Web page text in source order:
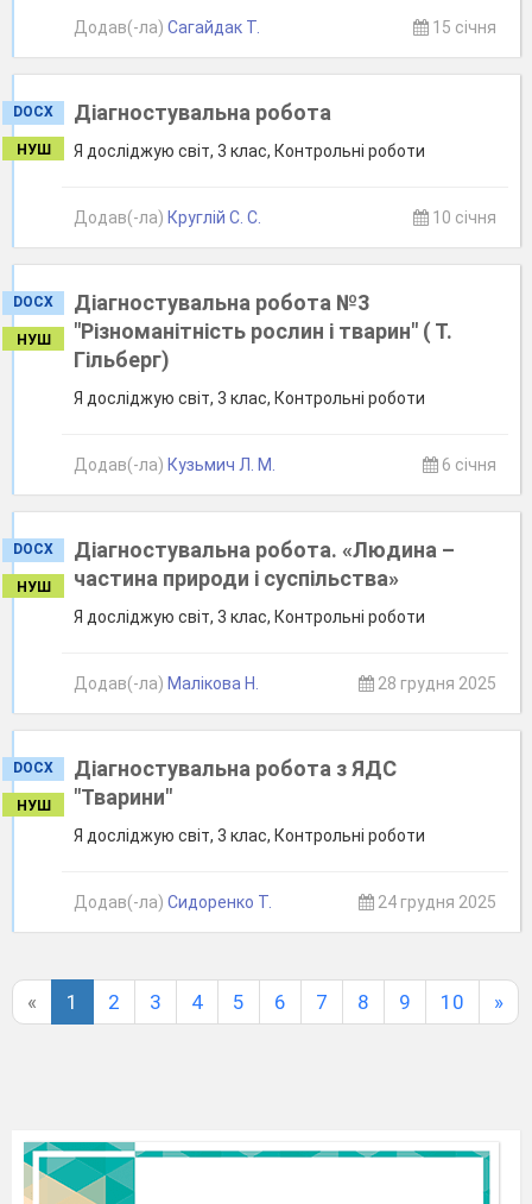
Додав(-ла) Сагайдак Т. 15 січня
DOCX
НУШ
Діагностувальна робота
Я досліджую світ, 3 клас, Контрольні роботи
Додав(-ла) Круглій С. С. 10 січня
DOCX
НУШ
Діагностувальна робота №3
"Різноманітність рослин і тварин" ( Т.
Гільберг)
Я досліджую світ, 3 клас, Контрольні роботи
Додав(-ла) Кузьмич Л. М. 6 січня
DOCX
НУШ
Діагностувальна робота. «Людина –
частина природи і суспільства»
Я досліджую світ, 3 клас, Контрольні роботи
Додав(-ла) Малікова Н. 28 грудня 2025
DOCX
НУШ
Діагностувальна робота з ЯДС
"Тварини"
Я досліджую світ, 3 клас, Контрольні роботи
Додав(-ла) Сидоренко Т. 24 грудня 2025
« 1 2 3 4 5 6 7 8 9 10 »